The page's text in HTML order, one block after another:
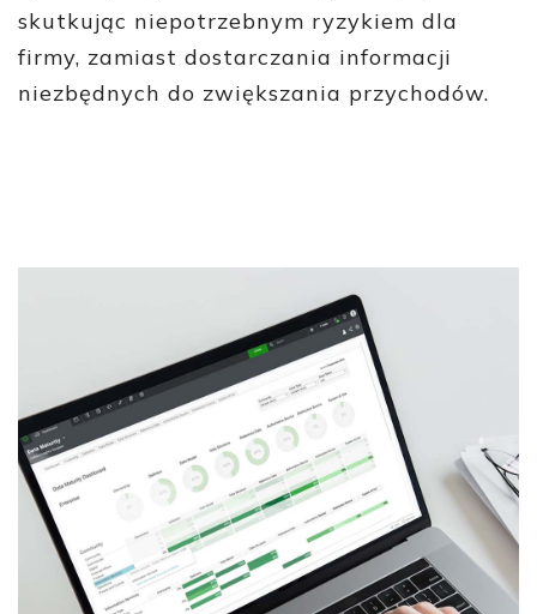
skutkując niepotrzebnym ryzykiem dla
firmy, zamiast dostarczania informacji
niezbędnych do zwiększania przychodów.